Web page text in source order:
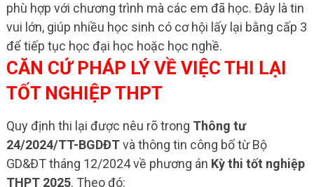
phù hợp với chương trình mà các em đã học. Đây là tin
vui lớn, giúp nhiều học sinh có cơ hội lấy lại bằng cấp 3
để tiếp tục học đại học hoặc học nghề.
CĂN CỨ PHÁP LÝ VỀ VIỆC THI LẠI
TỐT NGHIỆP THPT
Quy định thi lại được nêu rõ trong Thông tư
24/2024/TT-BGDĐTvà thông tin công bố từ Bộ
GD&ĐT tháng 12/2024 về phương án Kỳ thi tốt nghiệp
THPT 2025. Theo đó: